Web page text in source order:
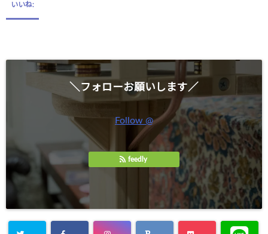
いいね:
＼フォローお願いします／
Follow @
feedly